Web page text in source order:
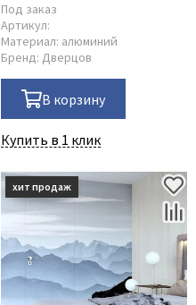
Под заказ
Артикул:
Материал: алюминий
Бренд: Дверцов
В корзину
Купить в 1 клик